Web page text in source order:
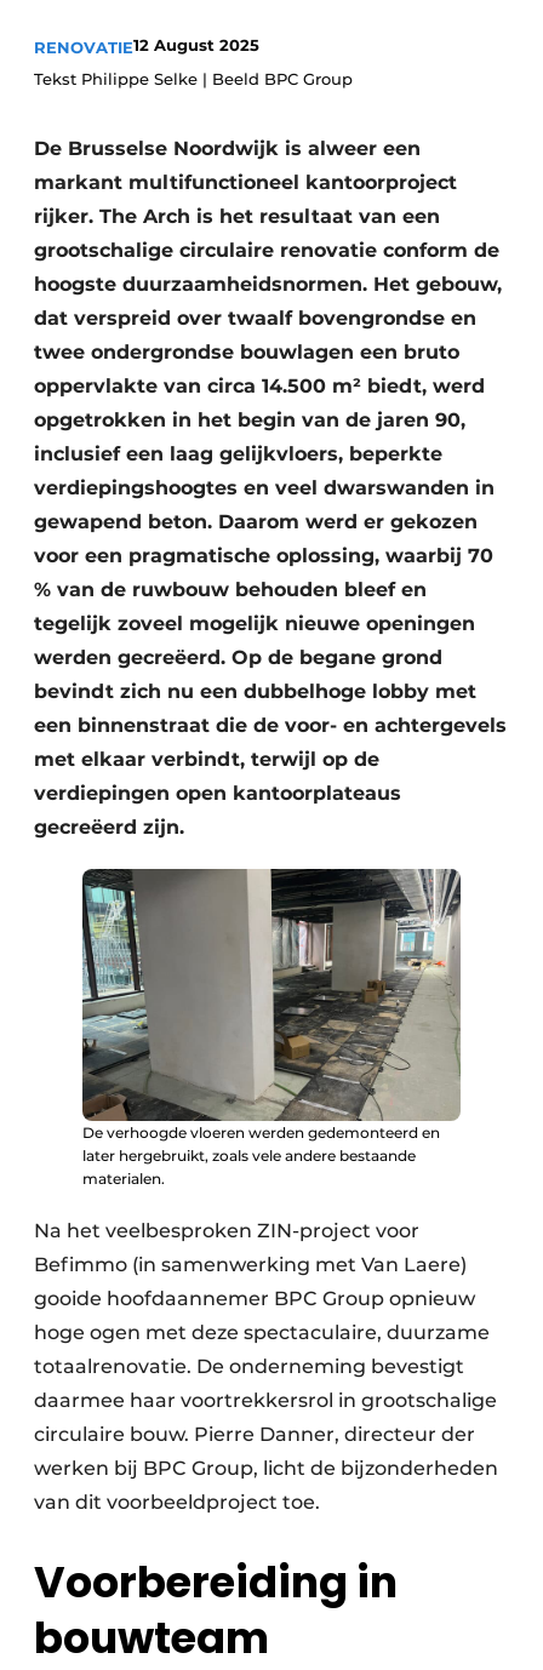
Vacatures
Aanmelden
Bedrijven
Contact
Akoestiek
Brandveiligheid
BIM
Evenementen
Dak & Gevel
Houtbouw
HVAC
Interieurarchitectuur
Keukens
Renovatie
Software
Toegangscontrole
Veiligheid & Opleiding
Zonwering
RENOVATIE12 August 2025
Tekst Philippe Selke | Beeld BPC Group
De Brusselse Noordwijk is alweer een
markant multifunctioneel kantoorproject
rijker. The Arch is het resultaat van een
grootschalige circulaire renovatie conform de
hoogste duurzaamheidsnormen. Het gebouw,
dat verspreid over twaalf bovengrondse en
twee ondergrondse bouwlagen een bruto
oppervlakte van circa 14.500 m² biedt, werd
opgetrokken in het begin van de jaren 90,
inclusief een laag gelijkvloers, beperkte
verdiepingshoogtes en veel dwarswanden in
gewapend beton. Daarom werd er gekozen
voor een pragmatische oplossing, waarbij 70
% van de ruwbouw behouden bleef en
tegelijk zoveel mogelijk nieuwe openingen
werden gecreëerd. Op de begane grond
bevindt zich nu een dubbelhoge lobby met
een binnenstraat die de voor- en achtergevels
met elkaar verbindt, terwijl op de
verdiepingen open kantoorplateaus
gecreëerd zijn.
De verhoogde vloeren werden gedemonteerd en
later hergebruikt, zoals vele andere bestaande
materialen.
Na het veelbesproken ZIN-project voor
Befimmo (in samenwerking met Van Laere)
gooide hoofdaannemer BPC Group opnieuw
hoge ogen met deze spectaculaire, duurzame
totaalrenovatie. De onderneming bevestigt
daarmee haar voortrekkersrol in grootschalige
circulaire bouw. Pierre Danner, directeur der
werken bij BPC Group, licht de bijzonderheden
van dit voorbeeldproject toe.
Voorbereiding in
bouwteam